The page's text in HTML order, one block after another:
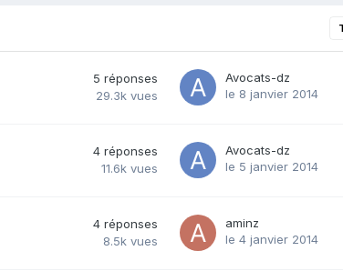
5 réponses
29.3k vues
Avocats-dz
le 8 janvier 2014
4 réponses
11.6k vues
Avocats-dz
le 5 janvier 2014
4 réponses
8.5k vues
aminz
le 4 janvier 2014